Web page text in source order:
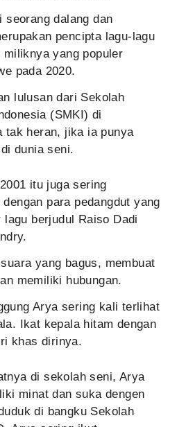
seorang dalang dan
pencipta lagu-lagu
yang populer
pada 2020.
lulusan dari Sekolah
(SMKI) di
tak heran, jika ia punya
dunia seni.
itu juga sering
para pedangdut yang
berjudul Raiso Dadi
yang bagus, membuat
memiliki hubungan.
Arya sering kali terlihat
Ikat kepala hitam dengan
khas dirinya.
di sekolah seni, Arya
minat dan suka dengen
di bangku Sekolah